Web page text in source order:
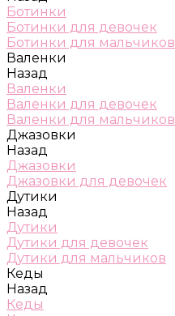
Ботинки
Ботинки для девочек
Ботинки для мальчиков
Валенки
Назад
Валенки
Валенки для девочек
Валенки для мальчиков
Джазовки
Назад
Джазовки
Джазовки для девочек
Дутики
Назад
Дутики
Дутики для девочек
Дутики для мальчиков
Кеды
Назад
Кеды